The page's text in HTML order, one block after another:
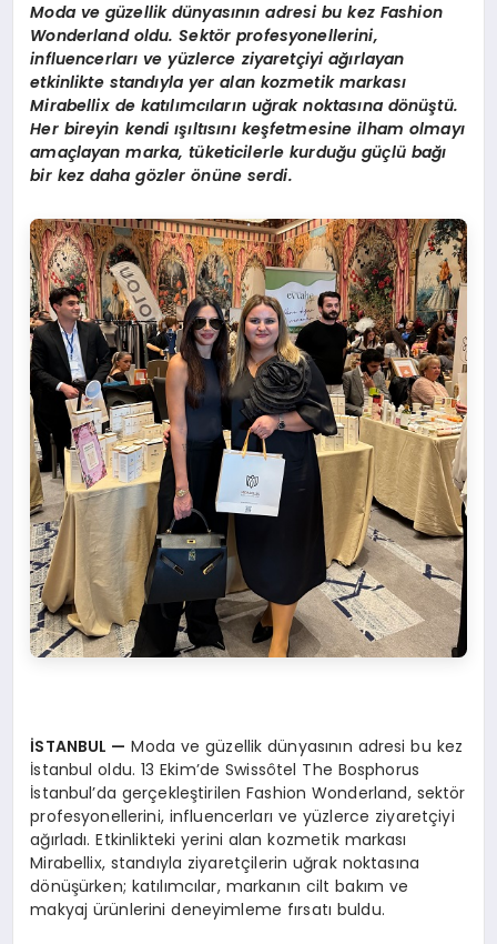
Moda ve güzellik dünyasının adresi bu kez Fashion
Wonderland oldu. Sektör profesyonellerini,
influencerları ve yüzlerce ziyaretçiyi ağırlayan
etkinlikte standıyla yer alan kozmetik markası
Mirabellix de katılımcıların uğrak noktasına dönüştü.
Her bireyin kendi ışıltısını keşfetmesine ilham olmayı
amaçlayan marka, tüketicilerle kurduğu güçlü bağı
bir kez daha gözler önüne serdi.
İSTANBUL — Moda ve güzellik dünyasının adresi bu kez
İstanbul oldu. 13 Ekim’de Swissôtel The Bosphorus
İstanbul’da gerçekleştirilen Fashion Wonderland, sektör
profesyonellerini, influencerları ve yüzlerce ziyaretçiyi
ağırladı. Etkinlikteki yerini alan kozmetik markası
Mirabellix, standıyla ziyaretçilerin uğrak noktasına
dönüşürken; katılımcılar, markanın cilt bakım ve
makyaj ürünlerini deneyimleme fırsatı buldu.